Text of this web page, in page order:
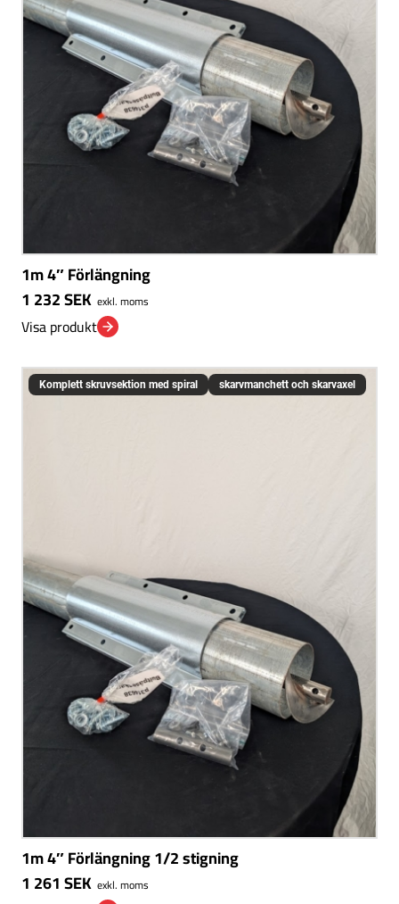
1m 4″ Förlängning
1 232SEK exkl. moms
Visa produkt
Komplett skruvsektion med spiral skarvmanchett och skarvaxel
1m 4″ Förlängning 1/2 stigning
1 261SEK exkl. moms